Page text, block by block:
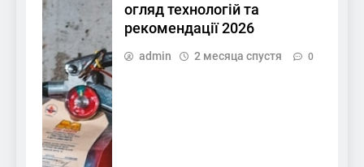
огляд технологій та
рекомендації 2026
admin 2 месяца спустя 0